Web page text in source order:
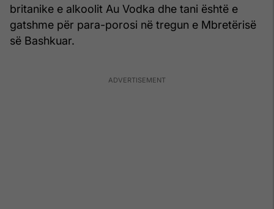
britanike e alkoolit Au Vodka dhe tani është e
gatshme për para-porosi në tregun e Mbretërisë
së Bashkuar.